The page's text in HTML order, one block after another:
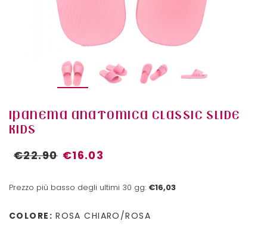
IPANEMA ANATOMICA CLASSIC SLIDE
KIDS
€22.90 €16.03
Prezzo più basso degli ultimi 30 gg: €16,03
COLORE: ROSA CHIARO/ROSA